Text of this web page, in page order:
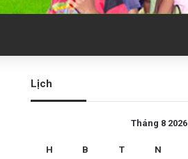
Lịch
Tháng 8 2026
H B T N